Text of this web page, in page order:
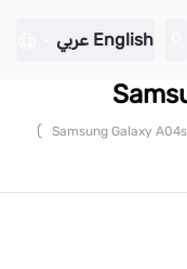
English عربي
Samsung Galaxy
)